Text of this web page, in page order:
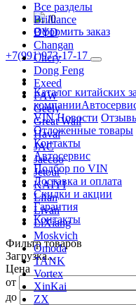
Все разделы
Brilliance
BYD
Changan
Chery
Dong Feng
Exeed
FAW
Geely
Great Wall
Haval
JAC
Jaecoo
Jetour
KAIYI
Lifan
Livan
LiXiang
Moskvich
Omoda
TANK
Vortex
XinKai
ZX
/0
Оформить заказ
+7(991)973-17-17
Toggle
Каталог китайских
компании
VIN Новости
Отложенные товары
Контакты
Автосервис
Подбор по VIN
Доставка и оплата
Скидки и акции
Гарантия
Контакты
Фильтр товаров
Загрузка...
Цена
от
до